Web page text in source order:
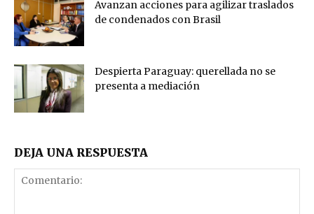
Avanzan acciones para agilizar traslados
de condenados con Brasil
Despierta Paraguay: querellada no se
presenta a mediación
DEJA UNA RESPUESTA